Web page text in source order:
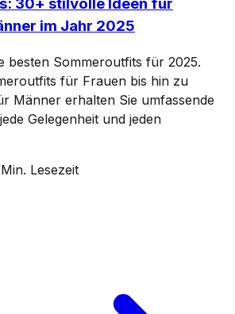
im Jahr 2025
besten Sommeroutfits für 2025.
für Frauen bis hin zu
Männer erhalten Sie umfassende
Gelegenheit und jeden
Lesezeit